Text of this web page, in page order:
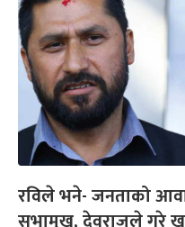
रविले भने- जनताको